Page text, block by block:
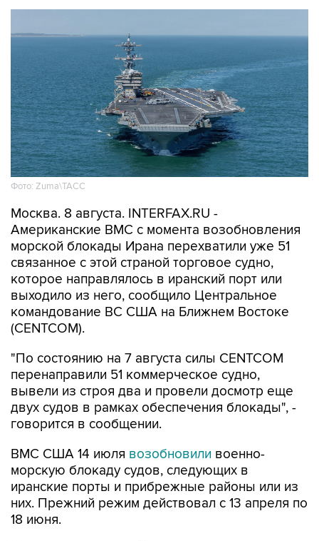
Фото: Zuma\ТАСС
Москва. 8 августа. INTERFAX.RU -
Американские ВМС с момента возобновления
морской блокады Ирана перехватили уже 51
связанное с этой страной торговое судно,
которое направлялось в иранский порт или
выходило из него, сообщило Центральное
командование ВС США на Ближнем Востоке
(CENTCOM).
"По состоянию на 7 августа силы CENTCOM
перенаправили 51 коммерческое судно,
вывели из строя два и провели досмотр еще
двух судов в рамках обеспечения блокады", -
говорится в сообщении.
ВМС США 14 июля возобновили военно-
морскую блокаду судов, следующих в
иранские порты и прибрежные районы или из
них. Прежний режим действовал с 13 апреля по
18 июня.